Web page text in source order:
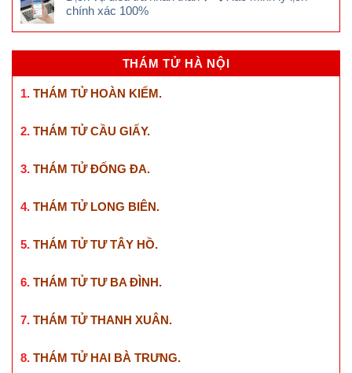
chính xác 100%
THÁM TỬ HÀ NỘI
1. THÁM TỬ HOÀN KIẾM.
2. THÁM TỬ CẦU GIẤY.
3. THÁM TỬ ĐỐNG ĐA.
4. THÁM TỬ LONG BIÊN.
5. THÁM TỬ TƯ TÂY HỒ.
6. THÁM TỬ TƯ BA ĐÌNH.
7. THÁM TỬ THANH XUÂN.
8. THÁM TỬ HAI BÀ TRƯNG.